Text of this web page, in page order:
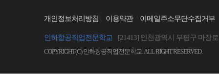
개인정보처리방침 이용약관 이메일주소무단수집거부
인하항공직업전문학교 [21413] 인천광역시 부평구 마장
COPYRIGHT(C) 인하항공직업전문학교. ALL RIGHT RESERVED.